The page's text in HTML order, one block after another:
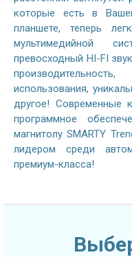
которые есть в
планшете, теперь
мультимедийной
превосходный HI-FI
использования,
другое! Современные
программное
магнитолу SMARTY
лидером среди
премиум-класса!